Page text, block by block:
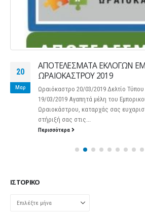
20
Μαρ
ΑΠΟΤΕΛΕΣΜΑΤΑ ΕΚΛΟΓΩΝ
ΩΡΑΙΟΚΑΣΤΡΟΥ 2019
Ωραιόκαστρο 20/03/2019 Δελτίο
19/03/2019 Αγαπητά μέλη του
Ωραιοκάστρου, καταρχάς σας
στήριξή σας στις...
Περισσότερα
ΙΣΤΟΡΙΚΌ
Ιστορικό